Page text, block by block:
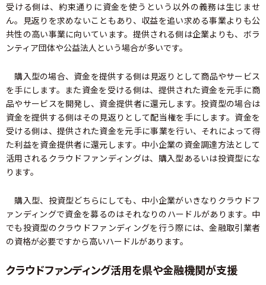
受ける側は、約束通りに資金を使うという以外の義務は生じませ
ん。見返りを求めないこともあり、収益を追い求める事業よりも公
共性の高い事業に向いています。提供される側は企業よりも、ボラ
ンティア団体や公益法人という場合が多いです。
購入型の場合、資金を提供する側は見返りとして商品やサービス
を手にします。また資金を受ける側は、提供された資金を元手に商
品やサービスを開発し、資金提供者に還元します。投資型の場合は
資金を提供する側はその見返りとして配当権を手にします。資金を
受ける側は、提供された資金を元手に事業を行い、それによって得
た利益を資金提供者に還元します。中小企業の資金調達方法として
活用されるクラウドファンディングは、購入型あるいは投資型にな
ります。
購入型、投資型どちらにしても、中小企業がいきなりクラウドフ
ァンディングで資金を募るのはそれなりのハードルがあります。中
でも投資型のクラウドファンディングを行う際には、金融取引業者
の資格が必要ですから高いハードルがあります。
クラウドファンディング活用を県や金融機関が支援